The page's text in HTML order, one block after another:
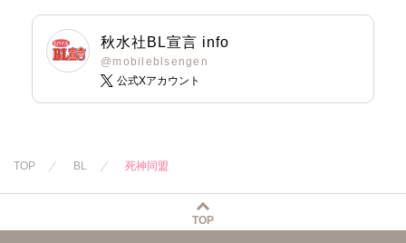
秋水社BL宣言 info
@mobileblsengen
公式Xアカウント
TOP BL 死神同盟
TOP